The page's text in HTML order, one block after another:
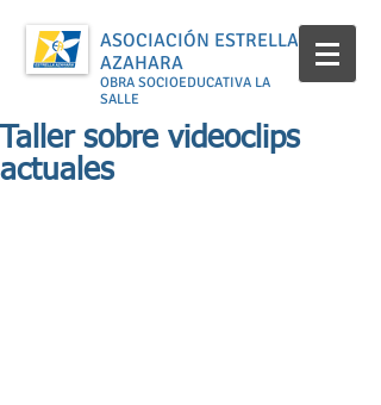
ASOCIACIÓN ESTRELLA
AZAHARA
OBRA SOCIOEDUCATIVA LA
SALLE
Taller sobre videoclips
actuales